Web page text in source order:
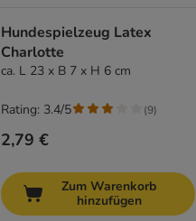
Hundespielzeug Latex
Charlotte
ca. L 23 x B 7 x H 6 cm
2,79 €
Rating: 3.4/5 (9)
Zum Warenkorb
hinzufügen